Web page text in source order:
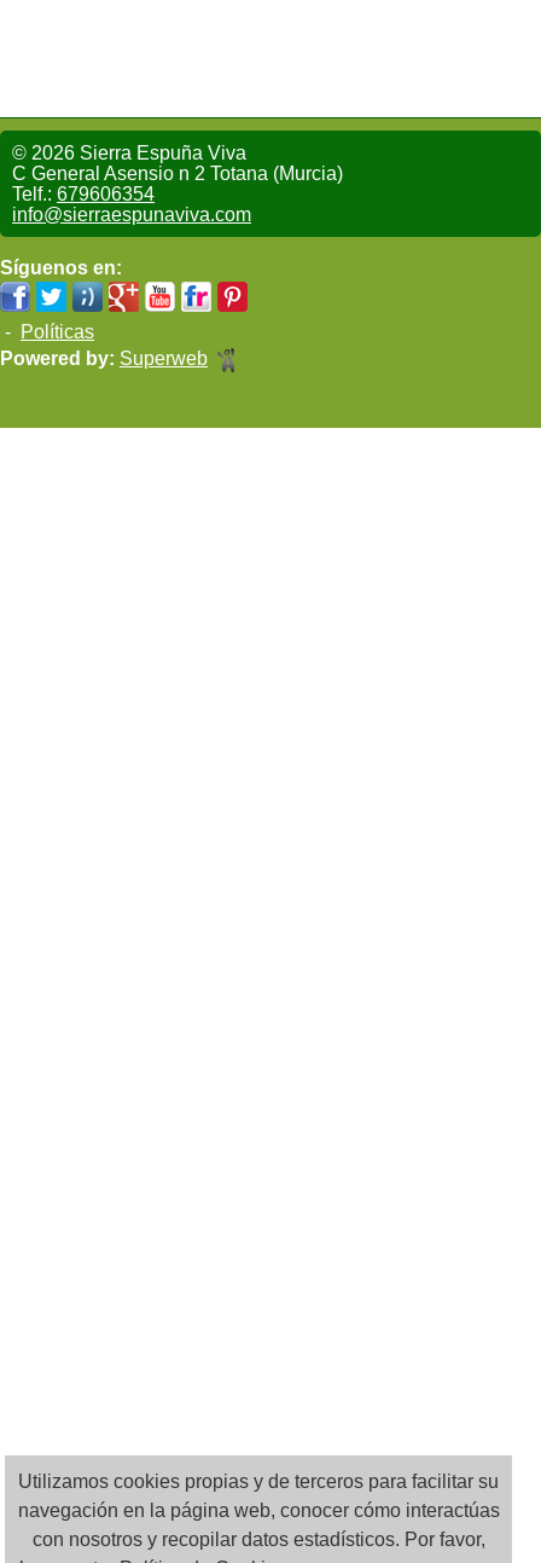
© 2026 Sierra Espuña Viva
C General Asensio n 2 Totana (Murcia)
Telf.: 679606354
info@sierraespunaviva.com
Síguenos en:
- Políticas
Powered by: Superweb
Utilizamos cookies propias y de terceros para facilitar su
navegación en la página web, conocer cómo interactúas
con nosotros y recopilar datos estadísticos. Por favor,